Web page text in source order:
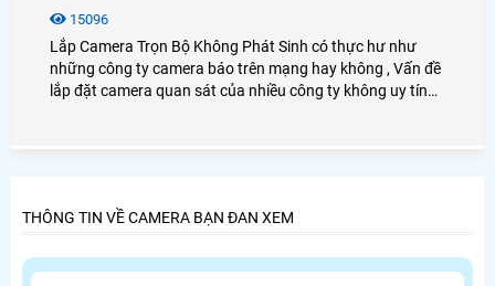
15096
Lắp Camera Trọn Bộ Không Phát Sinh có thực hư như
những công ty camera báo trên mạng hay không , Vấn đề
lắp đặt camera quan sát của nhiều công ty không uy tín
THÔNG TIN VỀ CAMERA BẠN ĐAN XEM